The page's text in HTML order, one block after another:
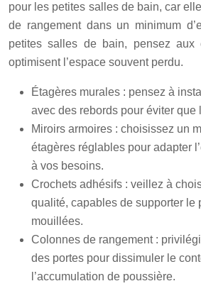
pour les petites salles de bain, car
de rangement dans un minimum
petites salles de bain, pensez aux
optimisent l’espace souvent perdu.
Étagères murales : pensez à
avec des rebords pour éviter que
Miroirs armoires : choisissez un
étagères réglables pour adapter
à vos besoins.
Crochets adhésifs : veillez à
qualité, capables de supporter le
mouillées.
Colonnes de rangement :
des portes pour dissimuler le
l’accumulation de poussière.